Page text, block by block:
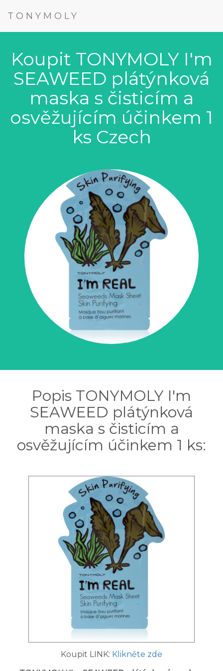
TONYMOLY
Koupit TONYMOLY I'm
SEAWEED plátýnková
maska s čisticím a
osvěžujícím účinkem 1
ks Czech
Popis TONYMOLY I'm
SEAWEED plátýnková
maska s čisticím a
osvěžujícím účinkem 1 ks:
Koupit LINK: Klikněte zde